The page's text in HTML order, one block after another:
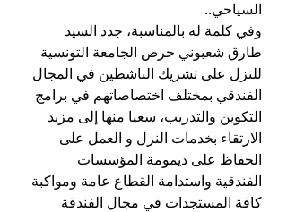
السياحي..
وفي كلمة له بالمناسبة، جدد السيد
طارق شعبوني حرص الجامعة التونسية
للنزل على تشريك الناشطين في المجال
الفندقي بمختلف اختصاصاتهم في برامج
التكوين والتدريب، سعيا منها إلى مزيد
الارتقاء بخدمات النزل و العمل على
الحفاظ على ديمومة المؤسسات
الفندقية واستدامة القطاع عامة ومواكبة
كافة المستجدات في مجال الفندقة